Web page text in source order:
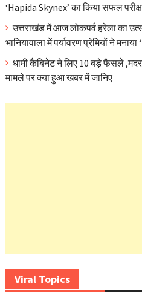
‘Hapida Skynex’ का किया सफल
उत्तराखंड में आज लोकपर्व हरेला का
भानियावाला में पर्यावरण प्रेमियों ने
धामी कैबिनेट ने लिए 10 बड़े फैसले
मामले पर क्या हुआ खबर में जानिए
Viral Topics